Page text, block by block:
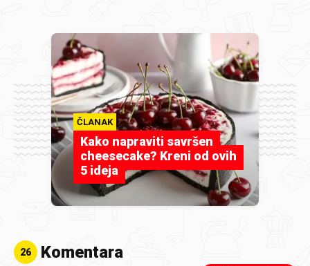
ČLANAK
Kako napraviti savršen
cheesecake? Kreni od ovih
5 ideja
26 Komentara